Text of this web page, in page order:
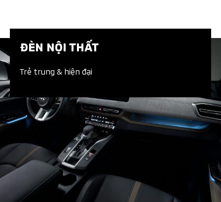
ĐÈN NỘI THẤT​
Trẻ trung & hiện đại​